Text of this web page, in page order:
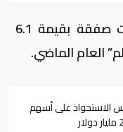
وقبلها، كانت “زيروكس” قد ألغت صفقة بقيمة 6.1
العام الماضي.
الاستحواذ على أسهم